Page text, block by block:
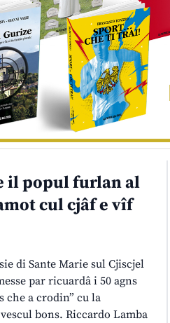
il popul furlan al
cul cjâf e vîf
di Sante Marie sul Cjiscjel
par ricuardâ i 50 agns
che a crodin” cu la
bons. Riccardo Lamba